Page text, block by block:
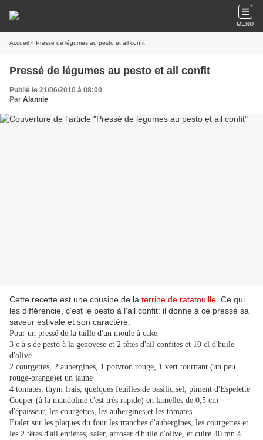
MENU
Accueil » Pressé de légumes au pesto et ail confit
Pressé de légumes au pesto et ail confit
Publié le 21/06/2010 à 08:00
Par Alannie
Cette recette est une cousine de la terrine de ratatouille . Ce qui
les différencie, c'est le pesto à l'ail confit: il donne à ce pressé sa
saveur estivale et son caractère.
Pour un pressé de la taille d'un moule à cake
3 c à s de pesto à la genovese et 2 têtes d'ail confites et 10 cl d'huile
d'olive
2 courgettes, 2 aubergines, 1 poivron rouge, 1 vert tournant (un peu
rouge-orangé)et un jaune
4 tomates, thym frais, quelques feuilles de basilic,sel, piment d'Espelette
Couper (à la mandoline c'est très rapide) en lamelles de 0,5 cm
d'épaisseur, les courgettes, les aubergines et les tomates
Etaler sur les plaques du four les tranches d'aubergines, les courgettes et
les 2 têtes d'ail entières, saler, arroser d'huile d'olive, et cuire 40 mn à